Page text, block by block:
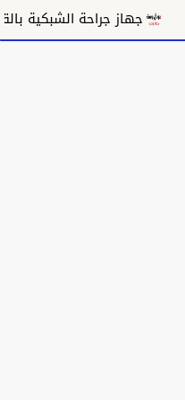
الشبكية بالقضارف